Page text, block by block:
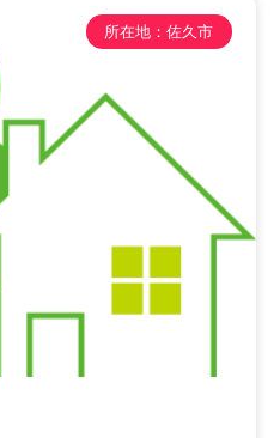
所在地：佐久市